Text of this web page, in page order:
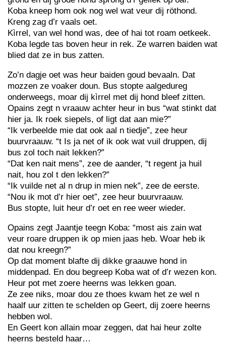
Koba kneep hom ook nog wel wat veur dij röthond.
Kreng zag d’r vaals oet.
Kìrrel, van wel hond was, dee of hai tot roam oetkeek.
Koba legde tas boven heur in rek. Ze warren baiden wat
blied dat ze in bus zatten.
Zo’n dagje oet was heur baiden goud bevaaln. Dat
mozzen ze voaker doun. Bus stopte aalgedureg
onderweegs, moar dij kìrrel met dij hond bleef zitten.
Opains zegt n vraauw achter heur in bus “wat stinkt dat
hier ja. Ik roek siepels, of ligt dat aan mie?”
“Ik verbeelde mie dat ook aal n tiedje”, zee heur
buurvraauw. “t Is ja net of ik ook wat vuil druppen, dij
bus zol toch nait lekken?”
“Dat ken nait mens”, zee de aander, “t regent ja huil
nait, hou zol t den lekken?”
“Ik vuilde net al n drup in mien nek”, zee de eerste.
“Nou ik mot d’r hier oet”, zee heur buurvraauw.
Bus stopte, luit heur d’r oet en ree weer wieder.
Opains zegt Jaantje teegn Koba: “most ais zain wat
veur roare druppen ik op mien jaas heb. Woar heb ik
dat nou kreegn?”
Op dat moment blafte dij dikke graauwe hond in
middenpad. En dou begreep Koba wat of d’r wezen kon.
Heur pot met zoere heerns was lekken goan.
Ze zee niks, moar dou ze thoes kwam het ze wel n
haalf uur zitten te schelden op Geert, dij zoere heerns
hebben wol.
En Geert kon allain moar zeggen, dat hai heur zolte
heerns besteld haar…